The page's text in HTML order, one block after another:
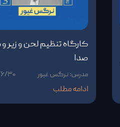
کارگاه تنظیم لحن و زیر
صدا
مدرس: نرگس غیور
ادامه مطلب